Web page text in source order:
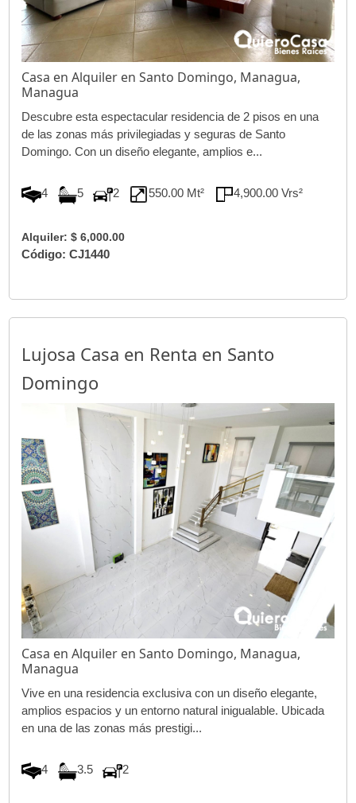
Casa en Alquiler en Santo Domingo, Managua,
Managua
Descubre esta espectacular residencia de 2 pisos en una
de las zonas más privilegiadas y seguras de Santo
Domingo. Con un diseño elegante, amplios e...
4 5 2 550.00 Mt² 4,900.00 Vrs²
Alquiler: $ 6,000.00
Código: CJ1440
Lujosa Casa en Renta en Santo
Domingo
Casa en Alquiler en Santo Domingo, Managua,
Managua
Vive en una residencia exclusiva con un diseño elegante,
amplios espacios y un entorno natural inigualable. Ubicada
en una de las zonas más prestigi...
4 3.5 2